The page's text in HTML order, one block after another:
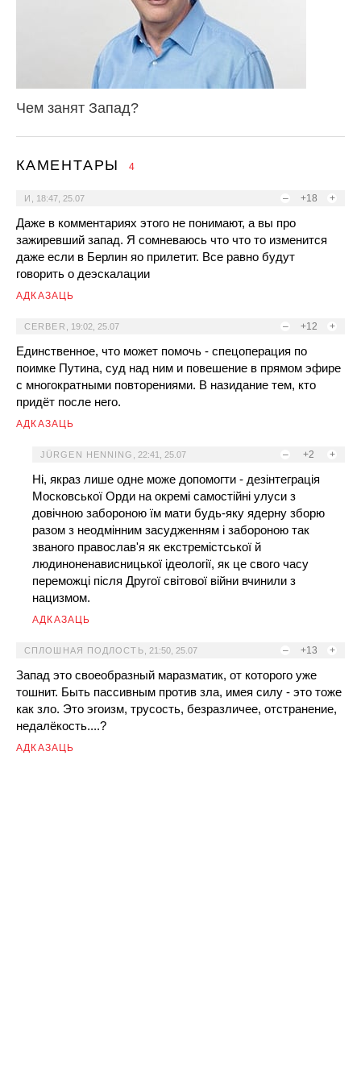
Чем занят Запад?
КАМЕНТАРЫ 4
– +18 +
И 18:47, 25.07
Даже в комментариях этого не понимают, а вы про
зажиревший запад. Я сомневаюсь что что то изменится
даже если в Берлин яо прилетит. Все равно будут
говорить о деэскалации
АДКАЗАЦЬ
– +12 +
CERBER 19:02, 25.07
Единственное, что может помочь - спецоперация по
поимке Путина, суд над ним и повешение в прямом эфире
с многократными повторениями. В назидание тем, кто
придёт после него.
АДКАЗАЦЬ
– +2 +
JÜRGEN HENNING 22:41, 25.07
Ні, якраз лише одне може допомогти - дезінтеграція
Московської Орди на окремі самостійні улуси з
довічною забороною їм мати будь-яку ядерну зборю
разом з неодмінним засудженням і забороною так
званого православ'я як екстремістської й
людиноненависницької ідеології, як це свого часу
переможці після Другої світової війни вчинили з
нацизмом.
АДКАЗАЦЬ
– +13 +
СПЛОШНАЯ ПОДЛОСТЬ 21:50, 25.07
Запад это своеобразный маразматик, от которого уже
тошнит. Быть пассивным против зла, имея силу - это тоже
как зло. Это эгоизм, трусость, безразличее, отстранение,
недалёкость....?
АДКАЗАЦЬ